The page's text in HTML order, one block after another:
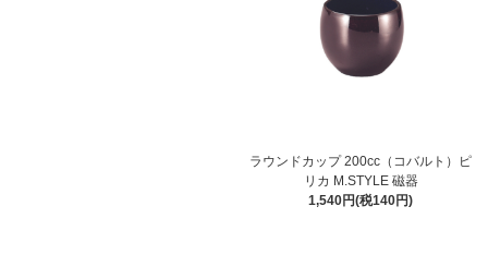
ラウンドカップ 200cc（コバルト）ピ
リカ M.STYLE 磁器
1,540円(税140円)